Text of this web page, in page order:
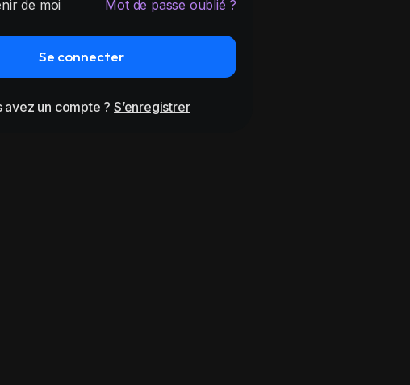
de moi Mot de passe oublié ?
Se connecter
avez un compte ?S’enregistrer